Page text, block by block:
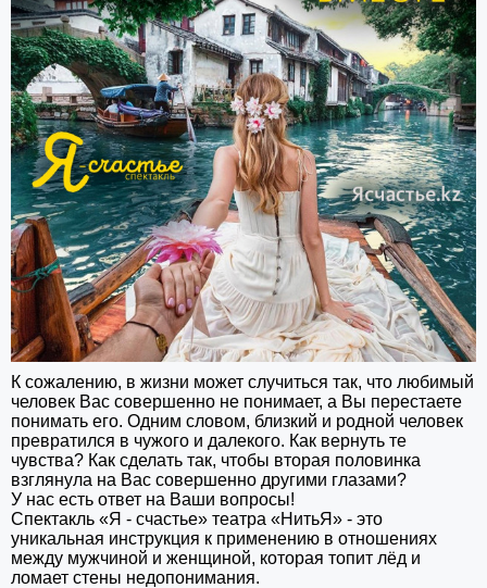
К сожалению, в жизни может случиться так, что любимый
человек Вас совершенно не понимает, а Вы перестаете
понимать его. Одним словом, близкий и родной человек
превратился в чужого и далекого. Как вернуть те
чувства? Как сделать так, чтобы вторая половинка
взглянула на Вас совершенно другими глазами?
У нас есть ответ на Ваши вопросы!
Спектакль «Я - счастье» театра «НитьЯ» - это
уникальная инструкция к применению в отношениях
между мужчиной и женщиной, которая топит лёд и
ломает стены недопонимания.